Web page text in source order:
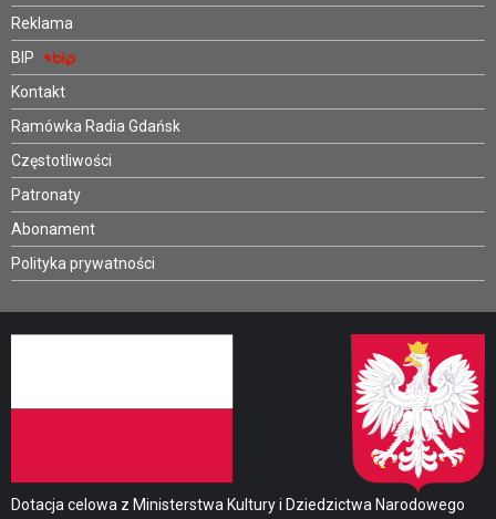
Reklama
BIP
Kontakt
Ramówka Radia Gdańsk
Częstotliwości
Patronaty
Abonament
Polityka prywatności
Dotacja celowa z Ministerstwa Kultury i Dziedzictwa Narodowego